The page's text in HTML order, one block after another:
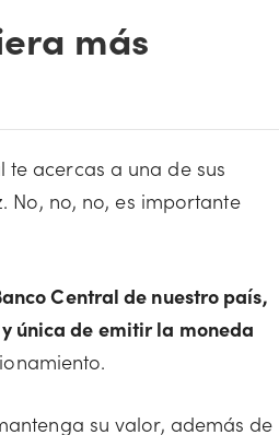
más
acercas a una de sus
no, no, es importante
Central de nuestro país,
única de emitir la moneda
su valor, además de